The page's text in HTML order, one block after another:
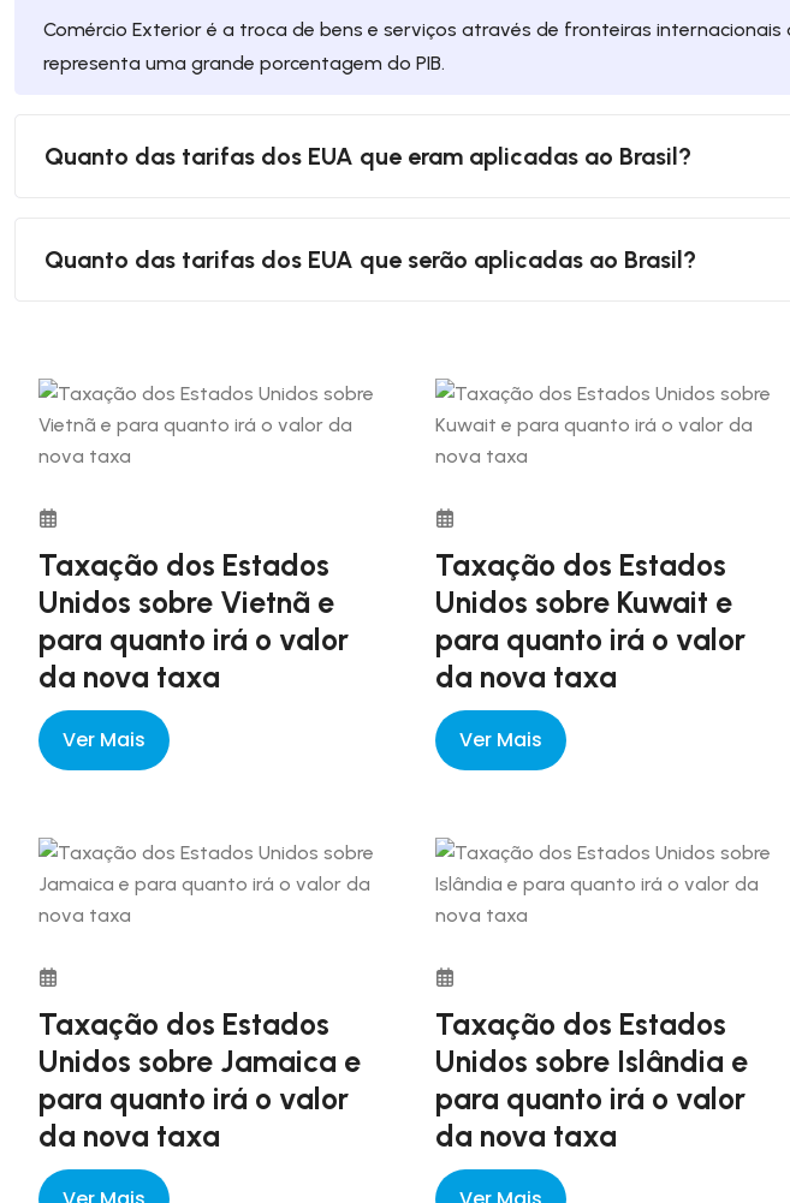
Comércio Exterior é a troca de bens e serviços através de fronteiras
representa uma grande porcentagem do PIB.
Quanto das tarifas dos EUA que eram aplicadas ao Brasil?
Quanto das tarifas dos EUA que serão aplicadas ao Brasil?
Taxação dos Estados
Unidos sobre Vietnã e
para quanto irá o valor
da nova taxa
Ver Mais
Taxação dos Estados
Unidos sobre Kuwait e
para quanto irá o valor
da nova taxa
Ver Mais
Taxação dos Estados
Unidos sobre Jamaica e
para quanto irá o valor
da nova taxa
Taxação dos Estados
Unidos sobre Islândia e
para quanto irá o valor
da nova taxa